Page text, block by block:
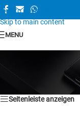
Skip to navigation
Skip to main content
MENU
Seitenleiste anzeigen